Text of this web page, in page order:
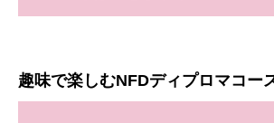
趣味で楽しむNFDディプロマコー